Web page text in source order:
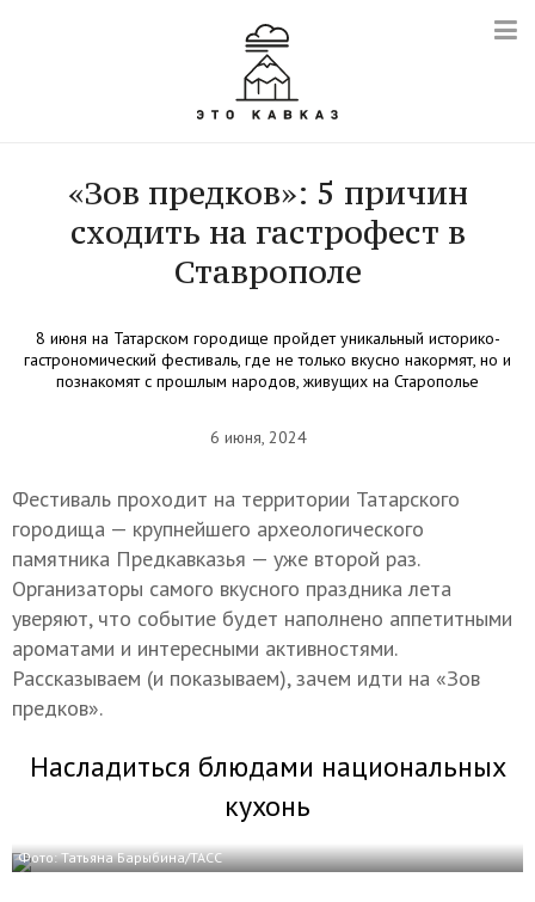
«Зов предков»: 5 причин
сходить на гастрофест в
Ставрополе
8 июня на Татарском городище пройдет уникальный историко-
гастрономический фестиваль, где не только вкусно накормят, но и
познакомят с прошлым народов, живущих на Старополье
6 июня, 2024
Фестиваль проходит на территории Татарского
городища — крупнейшего археологического
памятника Предкавказья — уже второй раз.
Организаторы самого вкусного праздника лета
уверяют, что событие будет наполнено аппетитными
ароматами и интересными активностями.
Рассказываем (и показываем), зачем идти на «Зов
предков».
Насладиться блюдами национальных
кухонь
Фото: Татьяна Барыбина/ТАСС